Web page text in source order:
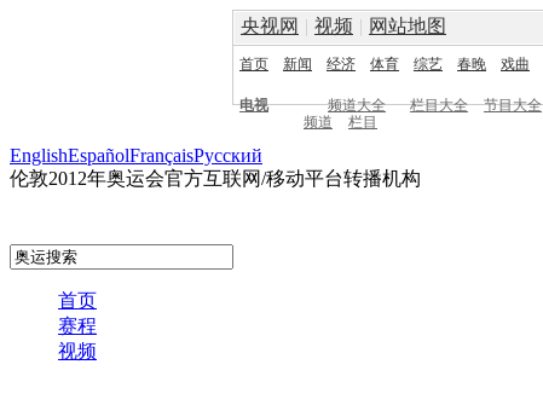
央视网 | 视频 | 网站地图
首页 新闻 经济 体育 综艺 春晚 戏曲
电视 频道大全 栏目大全 节目大全
频道
栏目
EnglishEspañolFrançaisPусский
伦敦2012年奥运会官方互联网/移动平台转播机构
首页
赛程
视频